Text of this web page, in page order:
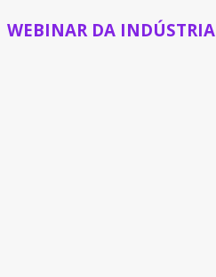
WEBINAR DA INDÚSTRIA